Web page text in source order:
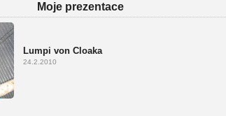
Moje prezentace
Lumpi von Cloaka
24.2.2010